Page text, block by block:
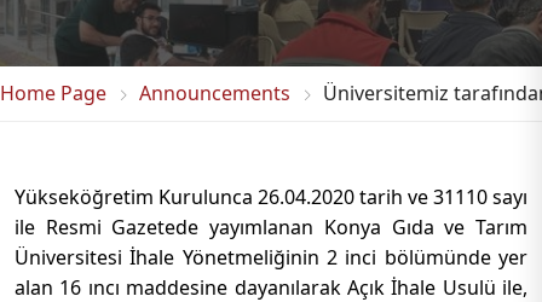
Home Page Announcements Üniversitemiz
Yükseköğretim Kurulunca 26.04.2020 tarih ve 31110 sayı
ile Resmi Gazetede yayımlanan Konya Gıda ve Tarım
Üniversitesi İhale Yönetmeliğinin 2 inci bölümünde yer
alan 16 ıncı maddesine dayanılarak Açık İhale Usulü ile,